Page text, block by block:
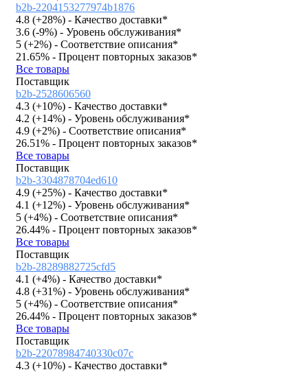
b2b-2204153277974b1876
4.8 (+28%) - Качество доставки*
3.6 (-9%) - Уровень обслуживания*
5 (+2%) - Соответствие описания*
21.65% - Процент повторных заказов*
Все товары
Поставщик
b2b-2528606560
4.3 (+10%) - Качество доставки*
4.2 (+14%) - Уровень обслуживания*
4.9 (+2%) - Соответствие описания*
26.51% - Процент повторных заказов*
Все товары
Поставщик
b2b-3304878704ed610
4.9 (+25%) - Качество доставки*
4.1 (+12%) - Уровень обслуживания*
5 (+4%) - Соответствие описания*
26.44% - Процент повторных заказов*
Все товары
Поставщик
b2b-28289882725cfd5
4.1 (+4%) - Качество доставки*
4.8 (+31%) - Уровень обслуживания*
5 (+4%) - Соответствие описания*
26.44% - Процент повторных заказов*
Все товары
Поставщик
b2b-22078984740330c07c
4.3 (+10%) - Качество доставки*